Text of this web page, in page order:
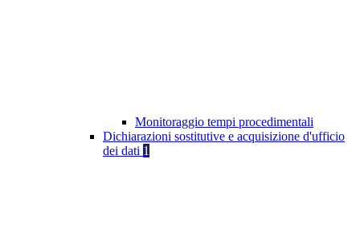
Monitoraggio tempi procedimentali
Dichiarazioni sostitutive e acquisizione d'ufficio
dei dati 1